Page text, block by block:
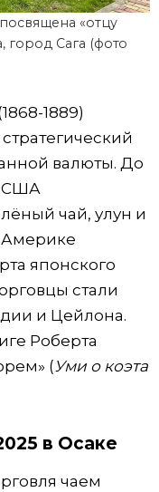
«отцу
город Сага (фото
1889)
валюты. До
США
чай, улун и
Америке
японского
стали
и Цейлона.
Роберта
( Уми о коэта
в Осаке
чаем